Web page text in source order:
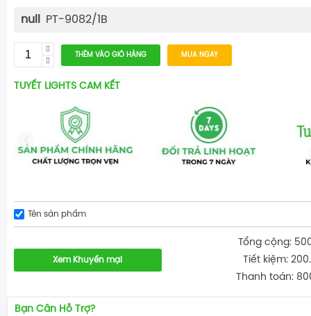
null PT-9082/1B
THÊM VÀO GIỎ HÀNG MUA NGAY
TUYẾT LIGHTS CAM KẾT
Tên sản phẩm
Xem Khuyến mại
Tổng cộng:
Tiết kiệm:
Thanh toán:
Bạn Cần Hỗ Trợ?